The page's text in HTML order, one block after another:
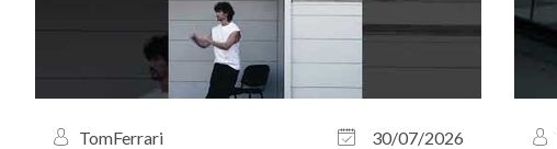
TomFerrari 30/07/2026